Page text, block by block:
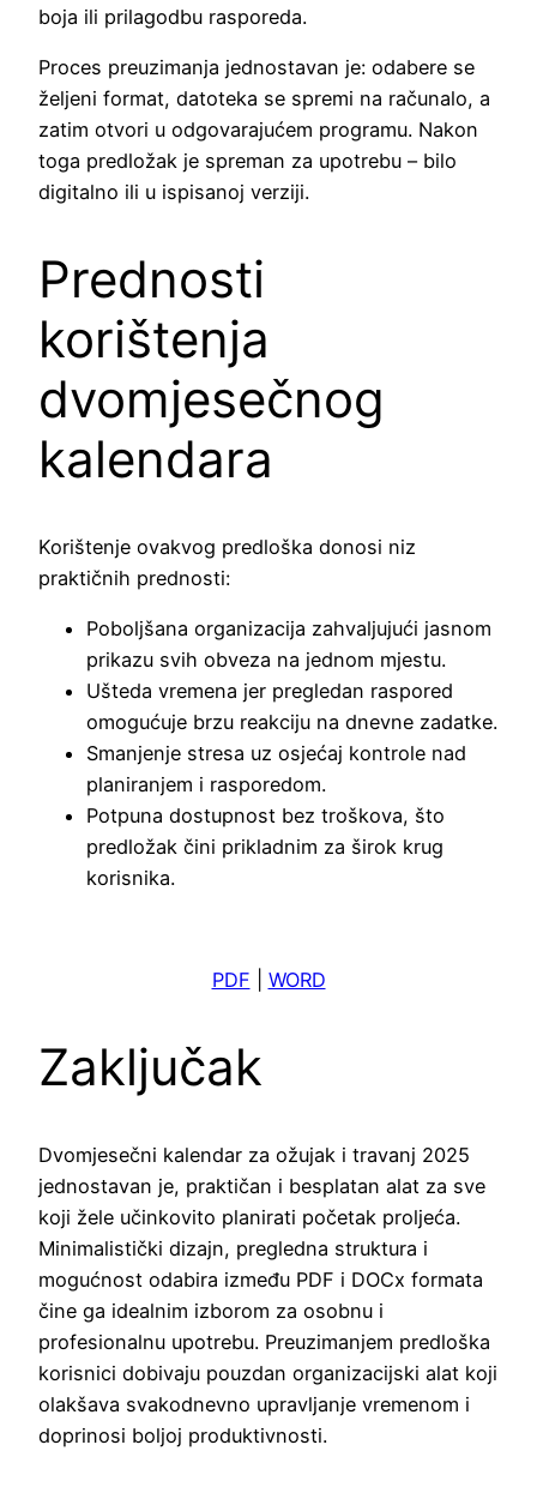
boja ili prilagodbu rasporeda.
Proces preuzimanja jednostavan je: odabere se
željeni format, datoteka se spremi na računalo, a
zatim otvori u odgovarajućem programu. Nakon
toga predložak je spreman za upotrebu – bilo
digitalno ili u ispisanoj verziji.
Prednosti
korištenja
dvomjesečnog
kalendara
Korištenje ovakvog predloška donosi niz
praktičnih prednosti:
Poboljšana organizacija zahvaljujući jasnom
prikazu svih obveza na jednom mjestu.
Ušteda vremena jer pregledan raspored
omogućuje brzu reakciju na dnevne zadatke.
Smanjenje stresa uz osjećaj kontrole nad
planiranjem i rasporedom.
Potpuna dostupnost bez troškova, što
predložak čini prikladnim za širok krug
korisnika.
PDF WORD
Zaključak
Dvomjesečni kalendar za ožujak i travanj 2025
jednostavan je, praktičan i besplatan alat za sve
koji žele učinkovito planirati početak proljeća.
Minimalistički dizajn, pregledna struktura i
mogućnost odabira između PDF i DOCx formata
čine ga idealnim izborom za osobnu i
profesionalnu upotrebu. Preuzimanjem predloška
korisnici dobivaju pouzdan organizacijski alat koji
olakšava svakodnevno upravljanje vremenom i
doprinosi boljoj produktivnosti.